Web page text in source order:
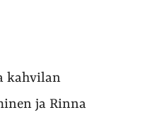
kahvilan
ja Rinna